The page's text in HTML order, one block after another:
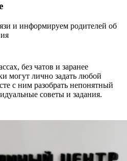
и информируем родителей об
без чатов и заранее
могут лично задать любой
с ним разобрать непонятный
советы и задания.